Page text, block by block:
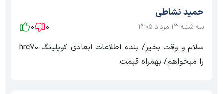
حمید نشاطی
سه شنبه 13 مرداد 1405 0
0
سلام و وقت بخیر/ بنده اطلاعات ابعادی کوپلینگ hrc70
را میخواهم/ بهمراه قیمت